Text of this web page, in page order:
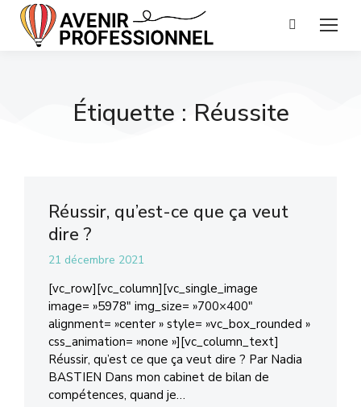
Étiquette : Réussite
Réussir, qu’est-ce que ça veut
dire ?
21 décembre 2021
[vc_row][vc_column][vc_single_image
image= »5978″ img_size= »700×400″
alignment= »center » style= »vc_box_rounded »
css_animation= »none »][vc_column_text]
Réussir, qu’est ce que ça veut dire ? Par Nadia
BASTIEN Dans mon cabinet de bilan de
compétences, quand je…